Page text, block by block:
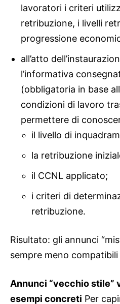
lavoratori i criteri
retribuzione, i livelli
progressione
all’atto
l’informativa
(obbligatoria in base
condizioni di lavoro
permettere di
il livello di
la retribuzione
il CCNL applicato;
i criteri di
retribuzione.
Risultato: gli annunci
sempre meno
Annunci “vecchio stile”
esempi concreti Per